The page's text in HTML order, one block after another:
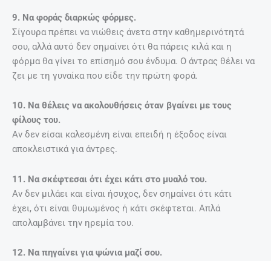
9. Να φοράς διαρκώς φόρμες.
Σίγουρα πρέπει να νιώθεις άνετα στην καθημερινότητά
σου, αλλά αυτό δεν σημαίνει ότι θα πάρεις κιλά και η
φόρμα θα γίνει το επίσημό σου ένδυμα. Ο άντρας θέλει να
ζει με τη γυναίκα που είδε την πρώτη φορά.
10. Να θέλεις να ακολουθήσεις όταν βγαίνει με τους
φίλους του.
Αν δεν είσαι καλεσμένη είναι επειδή η έξοδος είναι
αποκλειστικά για άντρες.
11. Να σκέφτεσαι ότι έχει κάτι στο μυαλό του.
Αν δεν μιλάει και είναι ήσυχος, δεν σημαίνει ότι κάτι
έχει, ότι είναι θυμωμένος ή κάτι σκέφτεται. Απλά
απολαμβάνει την ηρεμία του.
12. Να πηγαίνει για ψώνια μαζί σου.